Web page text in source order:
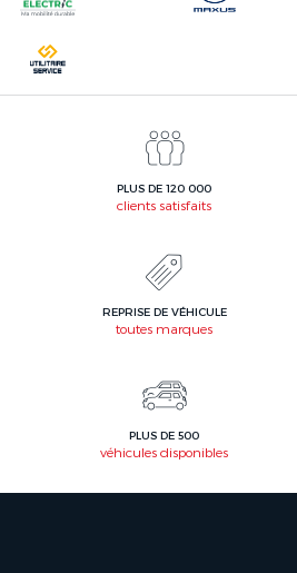
PLUS DE 120 000
clients satisfaits
REPRISE DE VÉHICULE
toutes marques
PLUS DE 500
véhicules disponibles